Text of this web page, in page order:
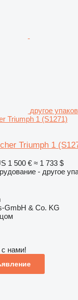
другое
Triumph 1 (S1271)
Triumph 1
1 500 € ≈ 1 733 $
- другое
GmbH & Co. KG
нами!